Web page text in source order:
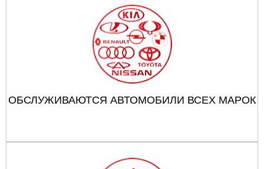
ОБСЛУЖИВАЮТСЯ АВТОМОБИЛИ ВСЕХ МАРОК